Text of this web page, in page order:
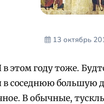
13 октябрь
в этом году тоже.
соседнюю большую
В обычные,